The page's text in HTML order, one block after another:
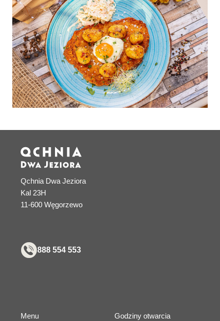
Qchnia Dwa Jeziora
Kal 23H
11-600 Węgorzewo
888 554 553
Menu Godziny otwarcia